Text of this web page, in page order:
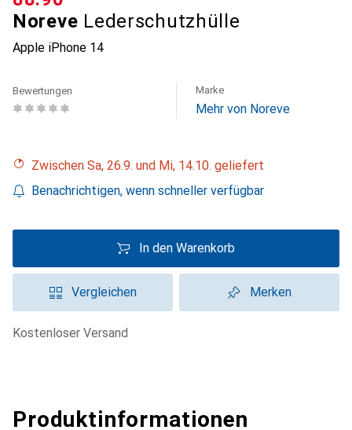
Noreve Lederschutzhülle
Apple iPhone 14
Bewertungen Marke
Mehr von Noreve
Zwischen Sa, 26.9. und Mi, 14.10. geliefert
Benachrichtigen, wenn schneller verfügbar
In den Warenkorb
Vergleichen Merken
kostenloser Versand
Produktinformationen